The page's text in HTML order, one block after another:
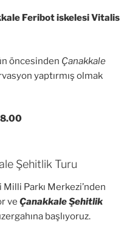
Feribot iskelesi Vitalis
öncesinden Çanakkale
yaptırmış olmak
Şehitlik Turu
Milli Parkı Merkezi’nden
ve Çanakkale Şehitlik
başlıyoruz.